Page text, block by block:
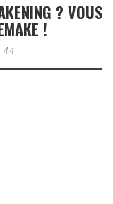
? VOUS
!
44